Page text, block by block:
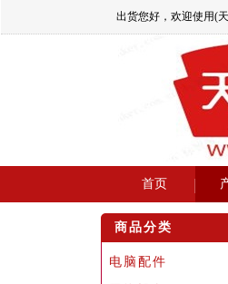
出货您好，欢迎使用(
首页
商品分类
电脑配件